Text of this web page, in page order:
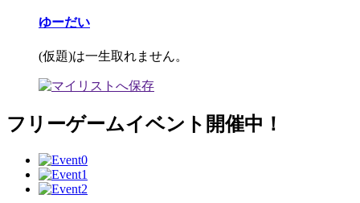
ゆーだい
(仮題)は一生取れません。
フリーゲームイベント開催中！